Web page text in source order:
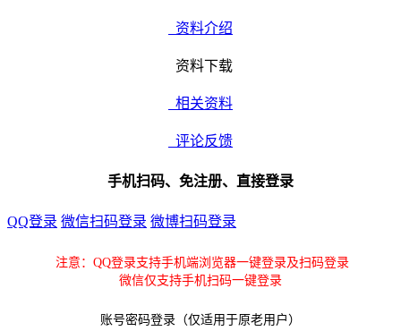
资料介绍
资料下载
相关资料
评论反馈
手机扫码、免注册、直接登录
QQ登录 微信扫码登录 微博扫码登录
注意：QQ登录支持手机端浏览器一键登录及扫码登录
微信仅支持手机扫码一键登录
账号密码登录（仅适用于原老用户）